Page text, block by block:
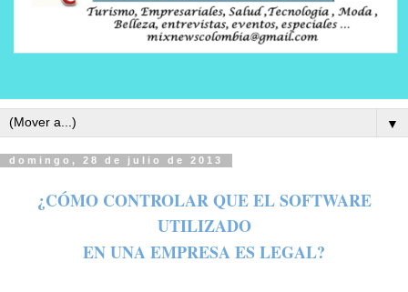
▼
domingo, 28 de julio de 2013
¿CÓMO CONTROLAR QUE EL SOFTWARE
UTILIZADO
EN UNA EMPRESA ES LEGAL?